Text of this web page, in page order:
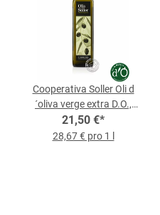
Cooperativa Soller Oli d
´oliva verge extra D.O.,
0,75-l-Flasche
21,50 €*
28,67 € pro 1 l